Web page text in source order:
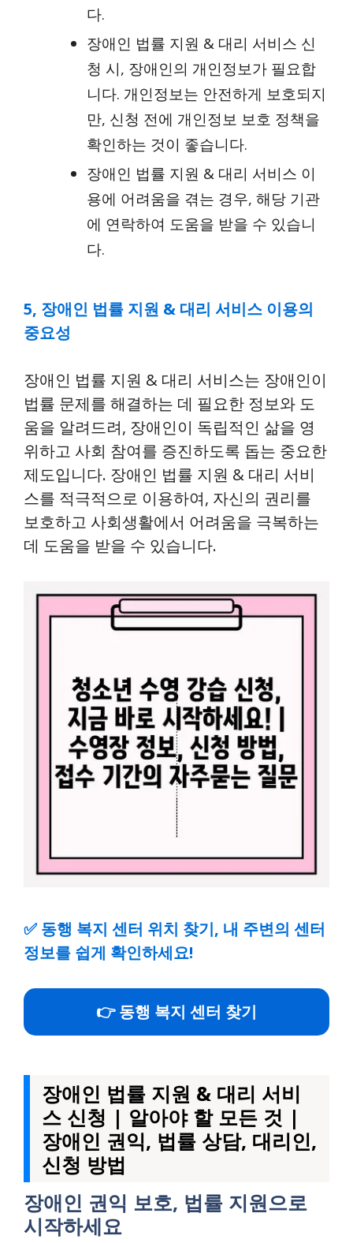
다.
장애인 법률 지원 & 대리 서비스 신
청 시, 장애인의 개인정보가 필요합
니다. 개인정보는 안전하게 보호되지
만, 신청 전에 개인정보 보호 정책을
확인하는 것이 좋습니다.
장애인 법률 지원 & 대리 서비스 이
용에 어려움을 겪는 경우, 해당 기관
에 연락하여 도움을 받을 수 있습니
다.
5, 장애인 법률 지원 & 대리 서비스 이용의
중요성
장애인 법률 지원 & 대리 서비스는 장애인이
법률 문제를 해결하는 데 필요한 정보와 도
움을 알려드려, 장애인이 독립적인 삶을 영
위하고 사회 참여를 증진하도록 돕는 중요한
제도입니다. 장애인 법률 지원 & 대리 서비
스를 적극적으로 이용하여, 자신의 권리를
보호하고 사회생활에서 어려움을 극복하는
데 도움을 받을 수 있습니다.
✅ 동행 복지 센터 위치 찾기, 내 주변의 센터
정보를 쉽게 확인하세요!
👉 동행 복지 센터 찾기
장애인 법률 지원 & 대리 서비
스 신청 | 알아야 할 모든 것 |
장애인 권익, 법률 상담, 대리인,
신청 방법
장애인 권익 보호, 법률 지원으로
시작하세요